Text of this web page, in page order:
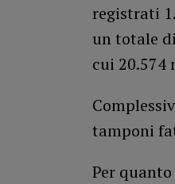
registrati
un totale di
cui 20.574
tamponi
Per